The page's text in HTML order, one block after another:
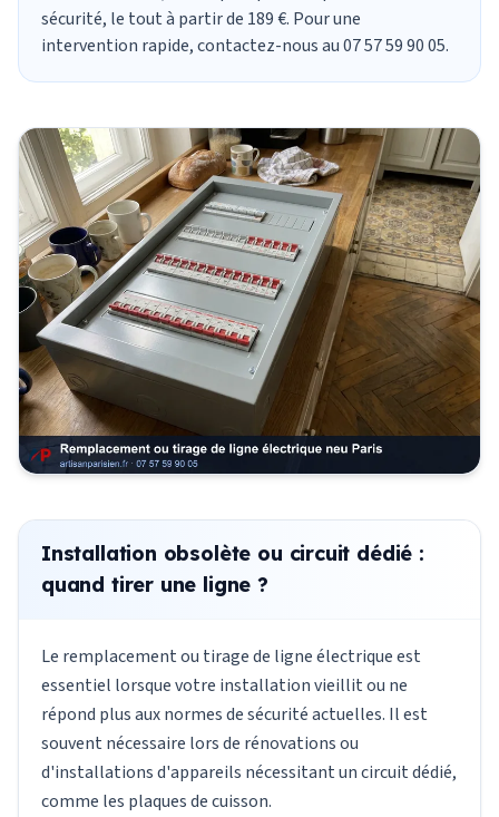
sécurité, le tout à partir de 189 €. Pour une
intervention rapide, contactez-nous au 07 57 59 90 05.
Installation obsolète ou circuit dédié :
quand tirer une ligne ?
Le remplacement ou tirage de ligne électrique est
essentiel lorsque votre installation vieillit ou ne
répond plus aux normes de sécurité actuelles. Il est
souvent nécessaire lors de rénovations ou
d'installations d'appareils nécessitant un circuit dédié,
comme les plaques de cuisson.